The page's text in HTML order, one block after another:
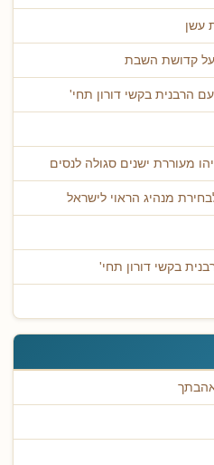
עשן
על קדושת השבת
הרבנית בקשי דורון תחי'
מעוררת ישנים סגולה לנסים
מנהיג הראוי לישראל
בקשי דורון תחי'